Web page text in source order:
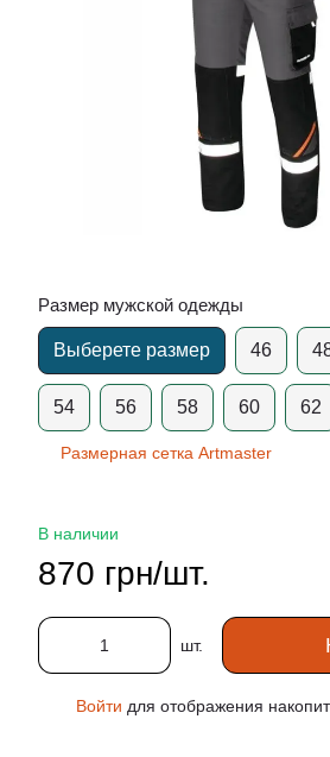
Размер мужской одежды
Выберете размер 46
54 56 58 60 62
Размерная сетка Artmaster
В наличии
870 грн/шт.
шт.
Войти для отображения